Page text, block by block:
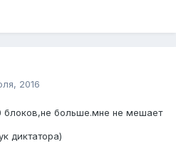
2016
блоков,не больше.мне не мешает
диктатора)